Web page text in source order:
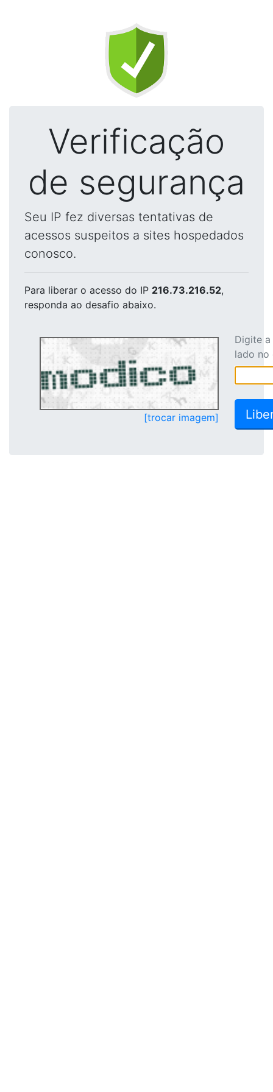
Verificação
de segurança
Seu IP fez diversas tentativas de
acessos suspeitos a sites hospedados
conosco.
Para liberar o acesso do IP 216.73.216.52,
responda ao desafio abaixo.
[trocar imagem]
Digite
lado no